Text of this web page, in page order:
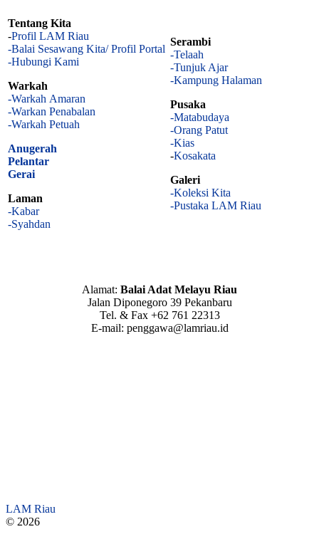
Tentang Kita
-Profil LAM Riau
-Balai Sesawang Kita/ Profil Portal
-Hubungi Kami
Warkah
-Warkah Amaran
-Warkan Penabalan
-Warkah Petuah
Anugerah
Pelantar
Gerai
Laman
-Kabar
-Syahdan
Serambi
-Telaah
-Tunjuk Ajar
-Kampung Halaman
Pusaka
-Matabudaya
-Orang Patut
-Kias
-Kosakata
Galeri
-Koleksi Kita
-Pustaka LAM Riau
Alamat: Balai Adat Melayu Riau
Jalan Diponegoro 39 Pekanbaru
Tel. & Fax +62 761 22313
E-mail: penggawa@lamriau.id
LAM Riau
© 2026